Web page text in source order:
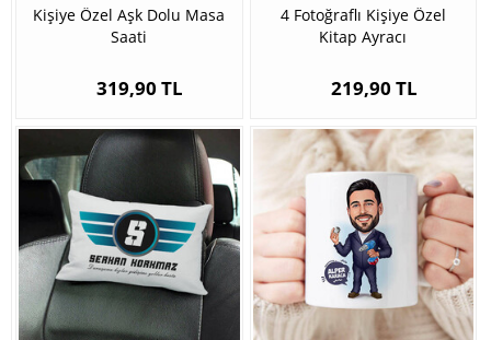
Kişiye Özel Aşk Dolu Masa
Saati
319,90 TL
4 Fotoğraflı Kişiye Özel
Kitap Ayracı
219,90 TL